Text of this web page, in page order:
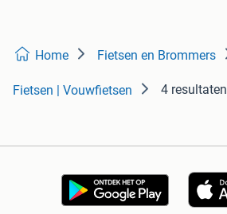
Home Fietsen en Brommers
Fietsen | Vouwfietsen 4 resultaten